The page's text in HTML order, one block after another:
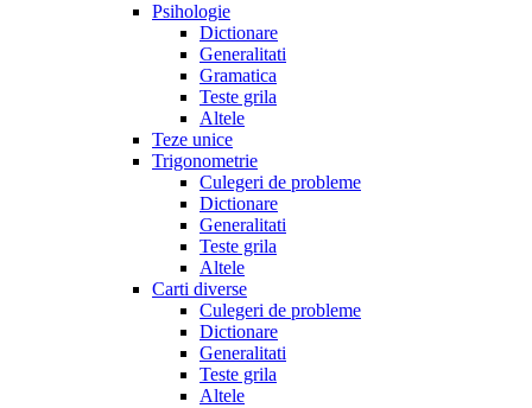
Psihologie
Dictionare
Generalitati
Gramatica
Teste grila
Altele
Teze unice
Trigonometrie
Culegeri de probleme
Dictionare
Generalitati
Teste grila
Altele
Carti diverse
Culegeri de probleme
Dictionare
Generalitati
Teste grila
Altele